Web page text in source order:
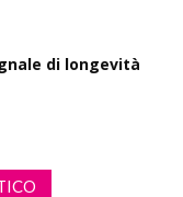
di longevità